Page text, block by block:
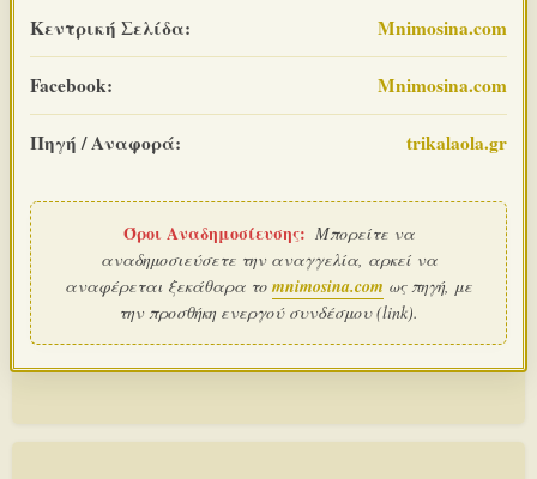
Κεντρική Σελίδα: Mnimosina.com
Facebook: Mnimosina.com
Πηγή / Αναφορά: trikalaola.gr
Όροι Αναδημοσίευσης: Μπορείτε να
αναδημοσιεύσετε την αναγγελία, αρκεί να
αναφέρεται ξεκάθαρα το mnimosina.com ως πηγή, με
την προσθήκη ενεργού συνδέσμου (link).